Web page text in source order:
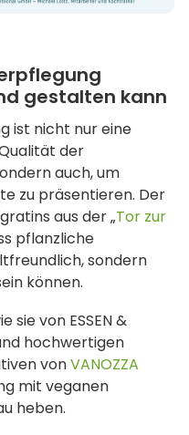
gestalten kann
ist nicht nur eine
der
auch, um
zu präsentieren. Der
aus der „Tor zur
pflanzliche
sondern
können.
sie von ESSEN &
hochwertigen
vonVANOZZA
mit veganen
heben.